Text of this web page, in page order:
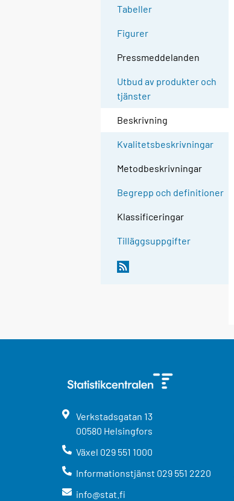
Tabeller
Figurer
Pressmeddelanden
Utbud av produkter och
tjänster
Beskrivning
Kvalitetsbeskrivningar
Metodbeskrivningar
Begrepp och definitioner
Klassificeringar
Tilläggsuppgifter
Verkstadsgatan 13
00580 Helsingfors
Växel 029 551 1000
Informationstjänst 029 551 2220
info@stat.fi